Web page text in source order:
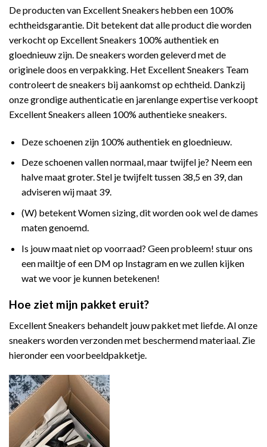
De producten van Excellent Sneakers hebben een 100%
echtheidsgarantie. Dit betekent dat alle product die worden
verkocht op Excellent Sneakers 100% authentiek en
gloednieuw zijn. De sneakers worden geleverd met de
originele doos en verpakking. Het Excellent Sneakers Team
controleert de sneakers bij aankomst op echtheid. Dankzij
onze grondige authenticatie en jarenlange expertise verkoopt
Excellent Sneakers alleen 100% authentieke sneakers.
Deze schoenen zijn 100% authentiek en gloednieuw.
Deze schoenen vallen normaal, maar twijfel je? Neem een
halve maat groter. Stel je twijfelt tussen 38,5 en 39, dan
adviseren wij maat 39.
(W) betekent Women sizing, dit worden ook wel de dames
maten genoemd.
Is jouw maat niet op voorraad? Geen probleem! stuur ons
een mailtje of een DM op Instagram en we zullen kijken
wat we voor je kunnen betekenen!
Hoe ziet mijn pakket eruit?
Excellent Sneakers behandelt jouw pakket met liefde. Al onze
sneakers worden verzonden met beschermend materiaal. Zie
hieronder een voorbeeldpakketje.